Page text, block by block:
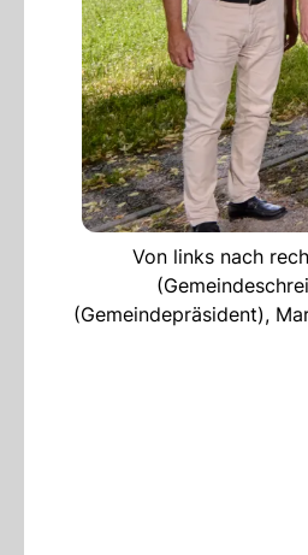
Von links nach
(Gemeindepräsident),